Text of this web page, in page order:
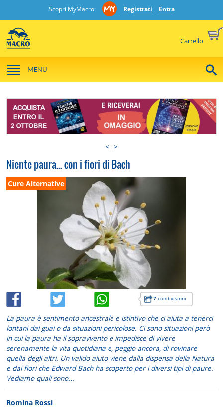
Scopri MyMacro: Registrati Entra
Carrello
MENU
< >
Niente paura... con i fiori di Bach
Cure Alternative
7condivisioni
La paura è sentimento ancestrale e istintivo che ci aiuta a tenerci
lontani dai guai o da situazioni pericolose. Ci sono situazioni però
in cui la paura ha il sopravvento e impedisce di vivere
serenamente la vita quotidiana e, peggio ancora, di rovinare
quella degli altri. Un valido aiuto viene dalla dispensa della Natura
e dai fiori che Edward Bach ha scoperto per i diversi tipi di paure.
Vediamo quali sono…
Romina Rossi